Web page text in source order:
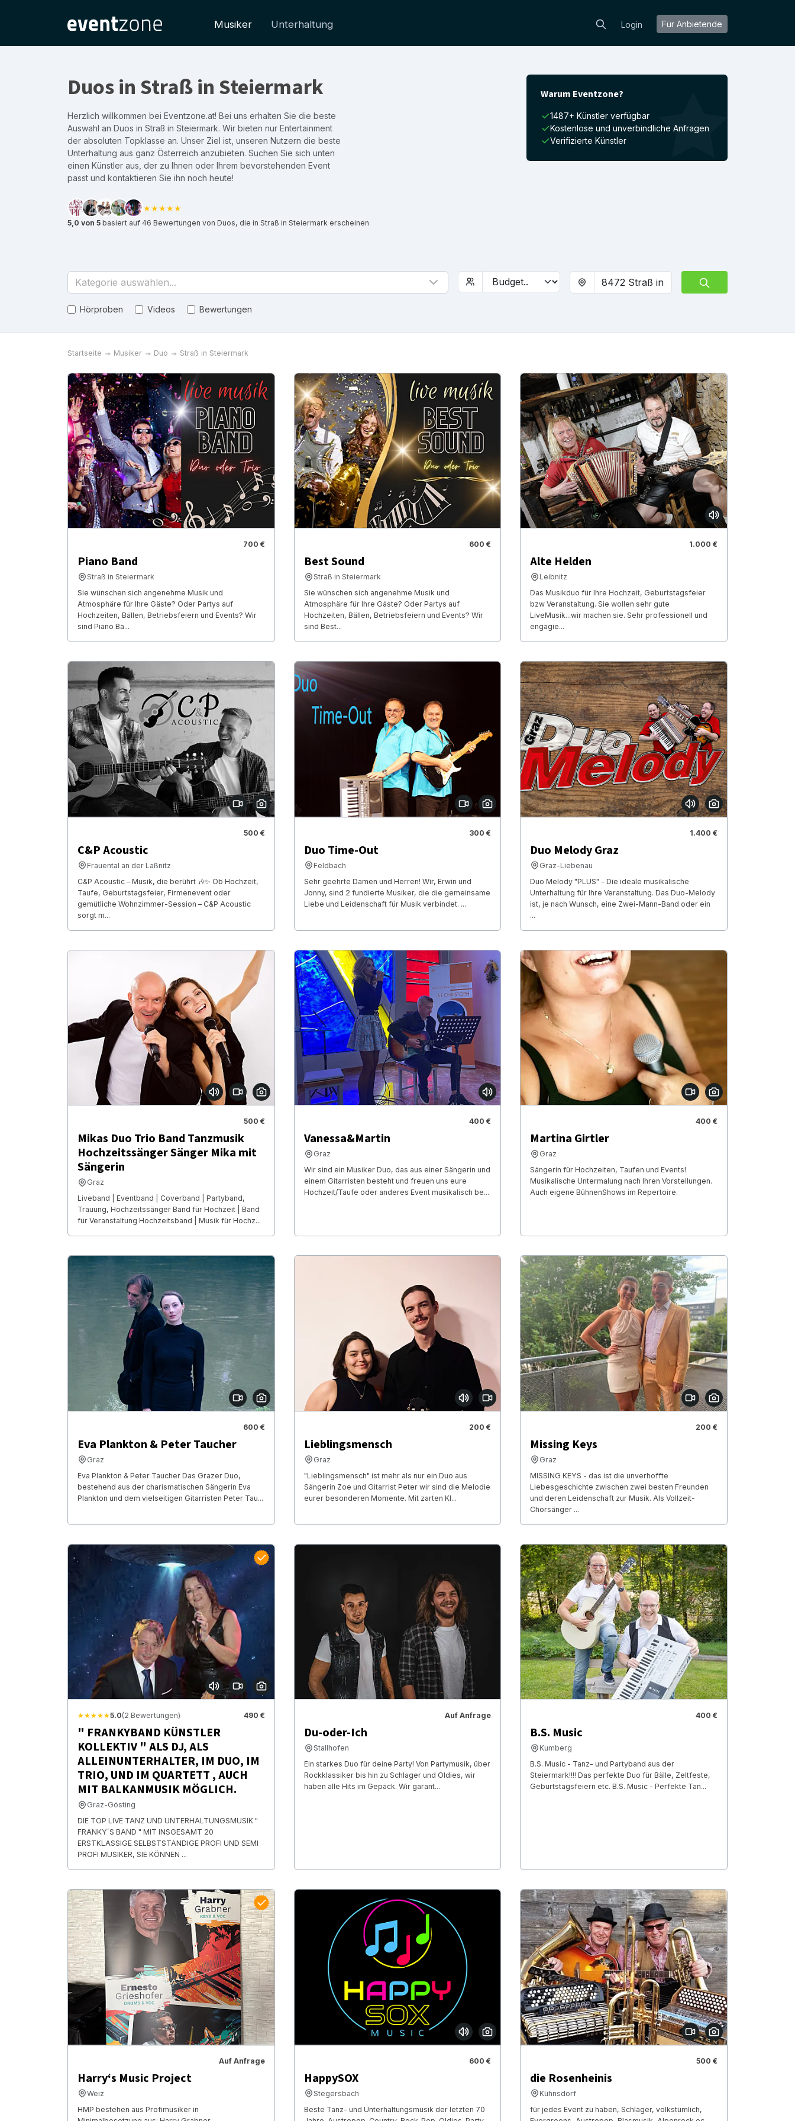
Musiker Unterhaltung Login Für Anbietende
Duos in Straß in Steiermark
Herzlich willkommen bei Eventzone.at! Bei uns erhalten Sie die beste
Auswahl an Duos in Straß in Steiermark. Wir bieten nur Entertainment
der absoluten Topklasse an. Unser Ziel ist, unseren Nutzern die beste
Unterhaltung aus ganz Österreich anzubieten. Suchen Sie sich unten
einen Künstler aus, der zu Ihnen oder Ihrem bevorstehenden Event
passt und kontaktieren Sie ihn noch heute!
★★★★★
5,0 von 5 basiert auf 46 Bewertungen von Duos, die in Straß in Steiermark erscheinen
Warum Eventzone?
1487+ Künstler verfügbar
Kostenlose und unverbindliche Anfragen
Verifizierte Künstler
Kategorie auswählen...
Hörproben Videos Bewertungen
Startseite Musiker Duo Straß in Steiermark
700 €
Piano Band
Straß in Steiermark
Sie wünschen sich angenehme Musik und
Atmosphäre für Ihre Gäste? Oder Partys auf
Hochzeiten, Bällen, Betriebsfeiern und Events? Wir
sind Piano Ba...
600 €
Best Sound
Straß in Steiermark
Sie wünschen sich angenehme Musik und
Atmosphäre für Ihre Gäste? Oder Partys auf
Hochzeiten, Bällen, Betriebsfeiern und Events? Wir
sind Best...
1.000 €
Alte Helden
Leibnitz
Das Musikduo für Ihre Hochzeit, Geburtstagsfeier
bzw Veranstaltung. Sie wollen sehr gute
LiveMusik...wir machen sie. Sehr professionell und
engagie...
500 €
C&P Acoustic
Frauental an der Laßnitz
C&P Acoustic – Musik, die berührt 🎶✨ Ob Hochzeit,
Taufe, Geburtstagsfeier, Firmenevent oder
gemütliche Wohnzimmer-Session – C&P Acoustic
sorgt m...
300 €
Duo Time-Out
Feldbach
Sehr geehrte Damen und Herren! Wir, Erwin und
Jonny, sind 2 fundierte Musiker, die die gemeinsame
Liebe und Leidenschaft für Musik verbindet. ...
1.400 €
Duo Melody Graz
Graz-Liebenau
Duo Melody "PLUS" - Die ideale musikalische
Unterhaltung für Ihre Veranstaltung. Das Duo-Melody
ist, je nach Wunsch, eine Zwei-Mann-Band oder ein
...
500 €
Mikas Duo Trio Band Tanzmusik
Hochzeitssänger Sänger Mika mit
Sängerin
Graz
Liveband | Eventband | Coverband | Partyband,
Trauung, Hochzeitssänger Band für Hochzeit | Band
für Veranstaltung Hochzeitsband | Musik für Hochz...
400 €
Vanessa&Martin
Graz
Wir sind ein Musiker Duo, das aus einer Sängerin und
einem Gitarristen besteht und freuen uns eure
Hochzeit/Taufe oder anderes Event musikalisch be...
400 €
Martina Girtler
Graz
Sängerin für Hochzeiten, Taufen und Events!
Musikalische Untermalung nach Ihren Vorstellungen.
Auch eigene BühnenShows im Repertoire.
600 €
Eva Plankton & Peter Taucher
Graz
Eva Plankton & Peter Taucher Das Grazer Duo,
bestehend aus der charismatischen Sängerin Eva
Plankton und dem vielseitigen Gitarristen Peter Tau...
200 €
Lieblingsmensch
Graz
"Lieblingsmensch" ist mehr als nur ein Duo aus
Sängerin Zoe und Gitarrist Peter wir sind die Melodie
eurer besonderen Momente. Mit zarten Kl...
200 €
Missing Keys
Graz
MISSING KEYS - das ist die unverhoffte
Liebesgeschichte zwischen zwei besten Freunden
und deren Leidenschaft zur Musik. Als Vollzeit-
Chorsänger ...
★★★★★5.0(2 Bewertungen) 490 €
" FRANKYBAND KÜNSTLER
KOLLEKTIV " ALS DJ, ALS
ALLEINUNTERHALTER, IM DUO, IM
TRIO, UND IM QUARTETT , AUCH
MIT BALKANMUSIK MÖGLICH.
Graz-Gösting
DIE TOP LIVE TANZ UND UNTERHALTUNGSMUSIK "
FRANKY´S BAND " MIT INSGESAMT 20
ERSTKLASSIGE SELBSTSTÄNDIGE PROFI UND SEMI
PROFI MUSIKER, SIE KÖNNEN ...
Auf Anfrage
Du-oder-Ich
Stallhofen
Ein starkes Duo für deine Party! Von Partymusik, über
Rockklassiker bis hin zu Schlager und Oldies, wir
haben alle Hits im Gepäck. Wir garant...
400 €
B.S. Music
Kumberg
B.S. Music - Tanz- und Partyband aus der
Steiermark!!!! Das perfekte Duo für Bälle, Zeltfeste,
Geburtstagsfeiern etc. B.S. Music - Perfekte Tan...
Auf Anfrage
Harry‘s Music Project
Weiz
HMP bestehen aus Profimusiker in
600 €
HappySOX
Stegersbach
Beste Tanz- und Unterhaltungsmusik der letzten 70
500 €
die Rosenheinis
Kühnsdorf
für jedes Event zu haben, Schlager, volkstümlich,